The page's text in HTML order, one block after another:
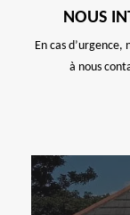
NOUS
En cas d’urgence,
à nous